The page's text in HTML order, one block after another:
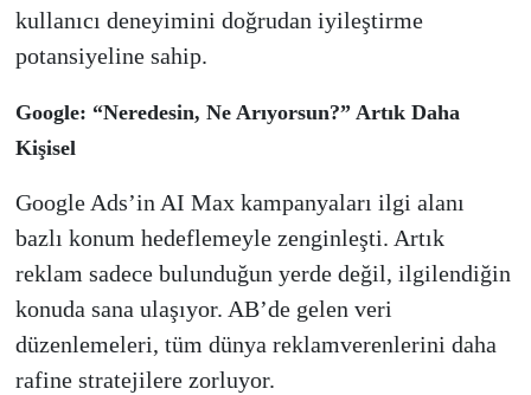
kullanıcı deneyimini doğrudan iyileştirme
potansiyeline sahip.
Google: “Neredesin, Ne Arıyorsun?” Artık Daha
Kişisel
Google Ads’in AI Max kampanyaları ilgi alanı
bazlı konum hedeflemeyle zenginleşti. Artık
reklam sadece bulunduğun yerde değil, ilgilendiğin
konuda sana ulaşıyor. AB’de gelen veri
düzenlemeleri, tüm dünya reklamverenlerini daha
rafine stratejilere zorluyor.